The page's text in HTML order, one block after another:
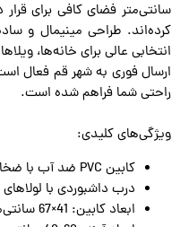
سانتی‌متر فضای کافی برای
کرده‌اند. طراحی مینیمال و
انتخابی عالی برای خانه‌ها،
ارسال فوری به شهر قم فعال
راحتی شما فراهم شده است.
ویژگی‌های کلیدی:
کابین PVC ضد آب با ضخامت 16 میلی‌متر
درب داشبوردی با لولاهای
ابعاد کابین: 41×67 سانتی‌متر